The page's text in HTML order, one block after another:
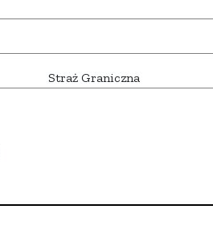
Straż Graniczna